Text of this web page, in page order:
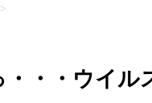
>
・・ウイル